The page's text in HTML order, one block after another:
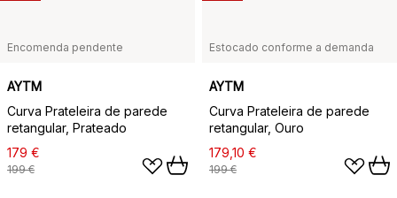
Encomenda pendente
AYTM
Curva Prateleira de parede
retangular, Prateado
179 €
199 €
Estocado conforme a demanda
AYTM
Curva Prateleira de parede
retangular, Ouro
179,10 €
199 €